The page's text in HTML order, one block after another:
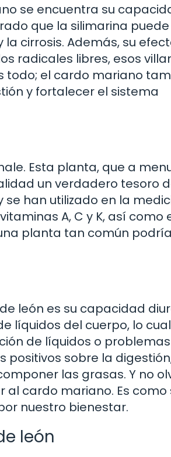
se encuentra su
que la silimarina
cirrosis. Además, su
radicales libres, esos
todo; el cardo mariano
y fortalecer el sistema
Esta planta, que a
un verdadero tesoro
se han utilizado en la
A, C y K, así como
planta tan común
león es su capacidad
líquidos del cuerpo, lo
de líquidos o
positivos sobre la
las grasas. Y no
cardo mariano. Es como
nuestro bienestar.
león